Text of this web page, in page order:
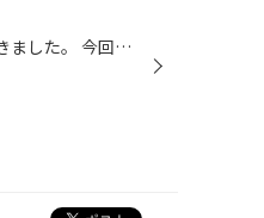
本日は！ スバルBRZ（ZC6）へKYBのショックをお取り付けさせて頂きました。 今回お選びいただいたモデルは、 ローダウン専用ショックとダウンサスが セットになったモデルの『ローファースポーツKIT』 アッパーマウントもひび割れておりましたので 同時に前後とも新品へ交換させて頂きました。 乗り...